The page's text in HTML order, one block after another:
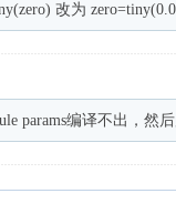
改为
params编译不出，